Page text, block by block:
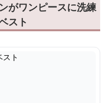
がワンピースに洗練
スト